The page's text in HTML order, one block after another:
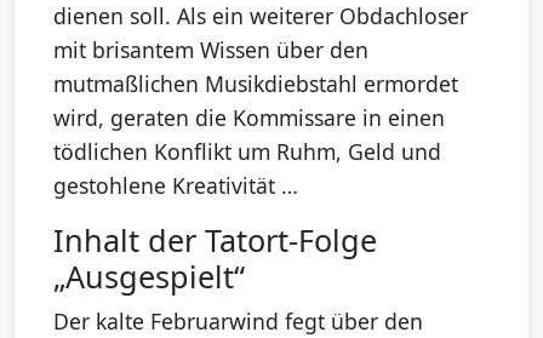
dienen soll. Als ein weiterer Obdachloser
mit brisantem Wissen über den
mutmaßlichen Musikdiebstahl ermordet
wird, geraten die Kommissare in einen
tödlichen Konflikt um Ruhm, Geld und
gestohlene Kreativität …
Inhalt der Tatort-Folge
„Ausgespielt“
Der kalte Februarwind fegt über den